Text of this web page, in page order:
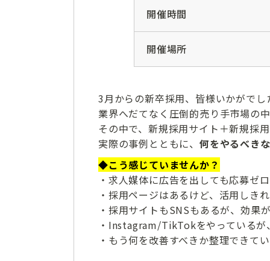
開催時間
開催場所
3月からの新卒採用、皆様いかがで
業界へだてなく圧倒的売り手市場の
その中で、新規採用サイト＋新規採
実際の事例とともに、 何をやるべき
◆こう感じていませんか？
・求人媒体に広告を出しても応募ゼ
・採用ページはあるけど、活用しき
・採用サイトもSNSもあるが、効果
・Instagram/TikTokをやっているが
・もう何を改善すべきか整理できて